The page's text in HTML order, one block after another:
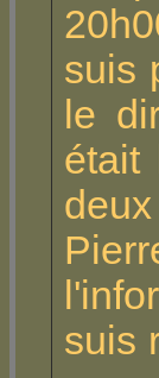
suis
le
était
suis